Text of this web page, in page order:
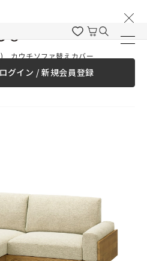
配送遅延と停止について
ログイン / 新規会員登録
ン
リック雑貨
) カウチソファ替えカバー
する